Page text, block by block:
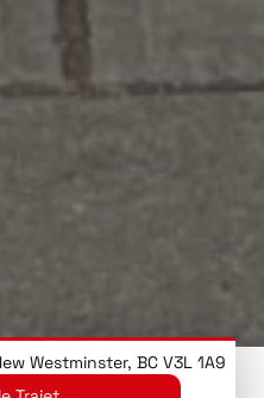
Westminster, BC V3L 1A9